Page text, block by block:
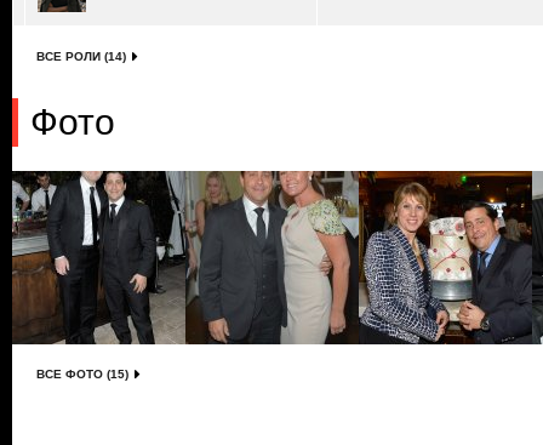
ВСЕ РОЛИ (14)
Фото
ВСЕ ФОТО (15)